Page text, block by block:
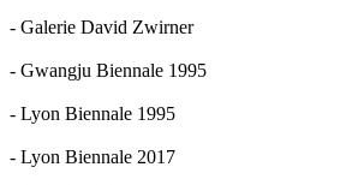
- Galerie David Zwirner
- Gwangju Biennale 1995
- Lyon Biennale 1995
- Lyon Biennale 2017